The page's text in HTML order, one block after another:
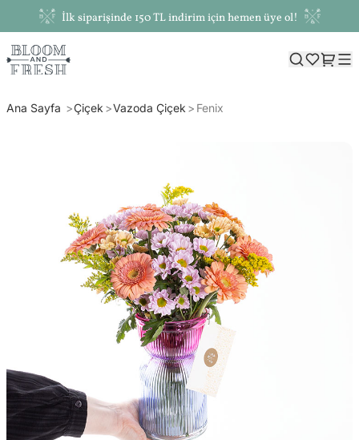
İlk siparişinde 150 TL indirim için hemen üye ol!
Ana Sayfa Çiçek Vazoda Çiçek Fenix